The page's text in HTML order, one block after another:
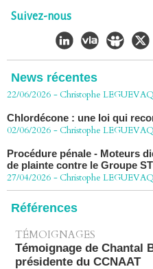
Suivez-nous
News récentes
vers la Cour de cassation
CHLORDÉCONE Déclaration
LÈGUEVAQUES (CLE),
décision de confirmation du
22/06/2026 -Christophe
02/06/2026 -Christophe
de plainte contre le Groupe
27/04/2026 -Christophe
Péage autoroute : tout savoir
collective ouverte le 2 avril
07/04/2026 -Christophe
Références
TÉMOIGNAGES
Témoignage de Chantal
présidente du CCNAAT